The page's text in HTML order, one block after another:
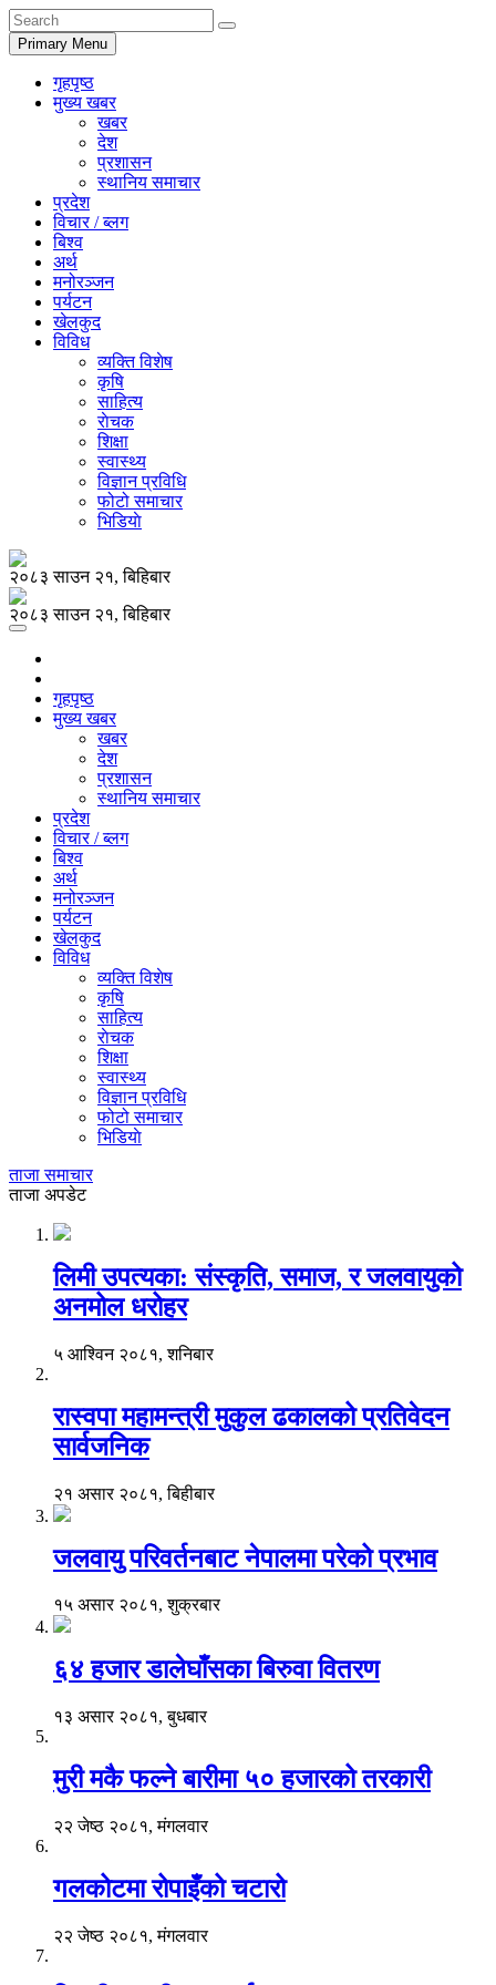
Primary Menu
गृहपृष्ठ
मुख्य खबर
खबर
देश
प्रशासन
स्थानिय समाचार
प्रदेश
विचार / ब्लग
बिश्व
अर्थ
मनोरञ्जन
पर्यटन
खेलकुद
विविध
व्यक्ति विशेष
कृषि
साहित्य
राेचक
शिक्षा
स्वास्थ्य
विज्ञान प्रविधि
फोटो समाचार
भिडियाे
२०८३ साउन २१, बिहिबार
२०८३ साउन २१, बिहिबार
गृहपृष्ठ
मुख्य खबर
खबर
देश
प्रशासन
स्थानिय समाचार
प्रदेश
विचार / ब्लग
बिश्व
अर्थ
मनोरञ्जन
पर्यटन
खेलकुद
विविध
व्यक्ति विशेष
कृषि
साहित्य
राेचक
शिक्षा
स्वास्थ्य
विज्ञान प्रविधि
फोटो समाचार
भिडियाे
ताजा समाचार
ताजा अपडेट
लिमी उपत्यका: संस्कृति, समाज, र जलवायुको
अनमोल धरोहर
५ आश्विन २०८१, शनिबार
रास्वपा महामन्त्री मुकुल ढकालको प्रतिवेदन
सार्वजनिक
२१ असार २०८१, बिहीबार
जलवायु परिवर्तनबाट नेपालमा परेको प्रभाव
१५ असार २०८१, शुक्रबार
६४ हजार डालेघाँसका बिरुवा वितरण
१३ असार २०८१, बुधबार
मुरी मकै फल्ने बारीमा ५० हजारको तरकारी
२२ जेष्ठ २०८१, मंगलवार
गलकोटमा रोपाइँको चटारो
२२ जेष्ठ २०८१, मंगलवार